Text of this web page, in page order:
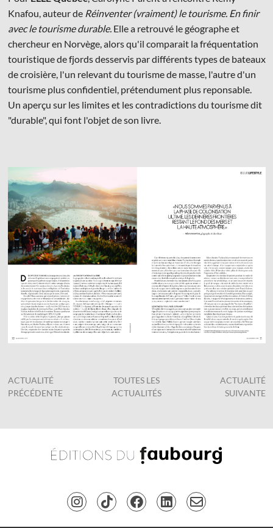
© Les Éditions du Faubourg 2026
42 rue Planchat 75020 Paris
Fondatrice :
• Mentions légales
Knafou, auteur de Réinventer (vraiment) le tourisme. En finir
avec le tourisme durable.Elle a retrouvé le géographe et
chercheur en Norvège, alors qu'il comparait la fréquentation
touristique de fjords desservis par différents types de bateaux
de croisière, l'un relevant du tourisme de masse, l'autre d'un
tourisme plus confidentiel, prétendument plus reponsable.
Un aperçu sur les limites et les contradictions du tourisme dit
"durable", qui font l'objet de son livre.
ACTUALITÉ
PRÉCÉDENTE
TOUTES LES
ACTUALITÉS
ACTUALITÉ
SUIVANTE